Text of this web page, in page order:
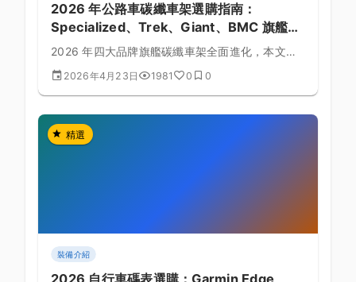
2026 年公路車碳纖車架選購指南：
Specialized、Trek、Giant、BMC 旗艦對
比
2026 年四大品牌旗艦碳纖車架全面進化，本文從
剛性、空力、重量、台灣售價等面向，幫你挑出最
適合的那一台。
2026年4月23日 1981 0 0
精選
裝備介紹